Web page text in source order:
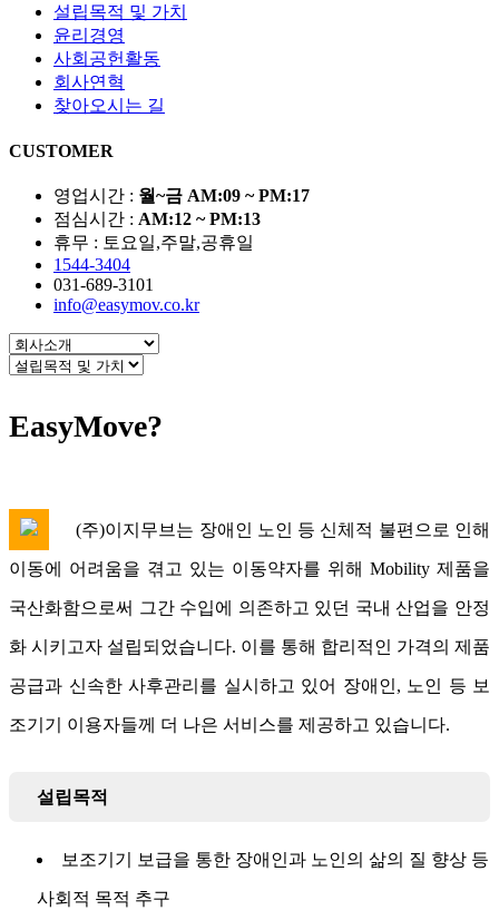
설립목적 및 가치
윤리경영
사회공헌활동
회사연혁
찾아오시는 길
CUSTOMER
영업시간 : 월~금 AM:09 ~ PM:17
점심시간 : AM:12 ~ PM:13
휴무 : 토요일,주말,공휴일
1544-3404
031-689-3101
info@easymov.co.kr
EasyMove?
(주)이지무브는 장애인 노인 등 신체적 불편으로 인해
이동에 어려움을 겪고 있는 이동약자를 위해 Mobility 제품을
국산화함으로써 그간 수입에 의존하고 있던 국내 산업을 안정
화 시키고자 설립되었습니다. 이를 통해 합리적인 가격의 제품
공급과 신속한 사후관리를 실시하고 있어 장애인, 노인 등 보
조기기 이용자들께 더 나은 서비스를 제공하고 있습니다.
설립목적
보조기기 보급을 통한 장애인과 노인의 삶의 질 향상 등
사회적 목적 추구